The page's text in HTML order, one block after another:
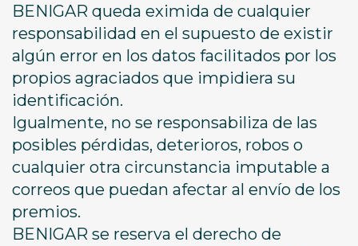
BENIGAR queda eximida de cualquier
responsabilidad en el supuesto de existir
algún error en los datos facilitados por los
propios agraciados que impidiera su
identificación.
Igualmente, no se responsabiliza de las
posibles pérdidas, deterioros, robos o
cualquier otra circunstancia imputable a
correos que puedan afectar al envío de los
premios.
BENIGAR se reserva el derecho de